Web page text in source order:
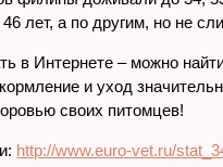
46 лет, а по другим, но не
в Интернете – можно
и уход
своих питомцев!
http://www.euro-vet.ru/